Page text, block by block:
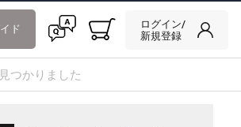
ド
ログイン/
新規登録
つかりました